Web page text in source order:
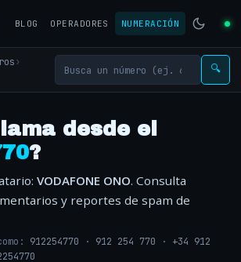
BLOG OPERADORES NUMERACIÓN
›
🔍
desde el
?
VODAFONE ONO. Consulta
y reportes de spam de
912254770 · 912 254 770 · +34 912